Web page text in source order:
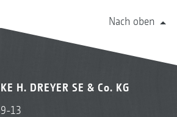
Nach oben
H. DREYER SE & Co. KG
13